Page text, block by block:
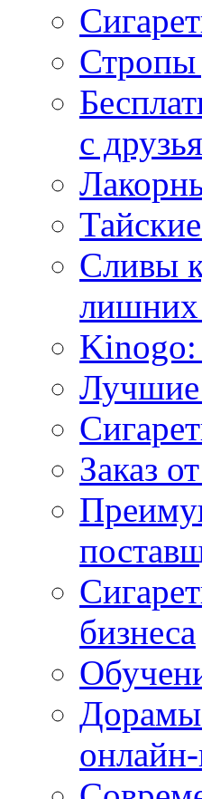
Стропы
с
Сливы
лишних
Kinogo:
Заказ
бизнеса
Дорамы